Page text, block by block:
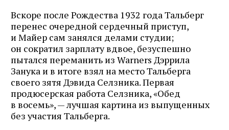
Вскоре после Рождества 1932 года Тальберг
перенес очередной сердечный приступ,
и Майер сам занялся делами студии;
он сократил зарплату вдвое, безуспешно
пытался переманить из Warners Дэррила
Занука и в итоге взял на место Тальберга
своего зятя Дэвида Селзника. Первая
продюсерская работа Селзника, «Обед
в восемь», — лучшая картина из выпущенных
без участия Тальберга.